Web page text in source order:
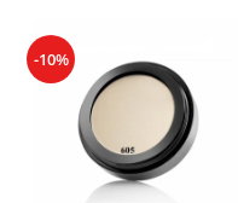
-10%